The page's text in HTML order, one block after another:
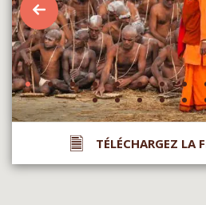
TÉLÉCHARGEZ LA